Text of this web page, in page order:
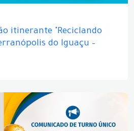
itinerante "Reciclando
do Iguaçu –